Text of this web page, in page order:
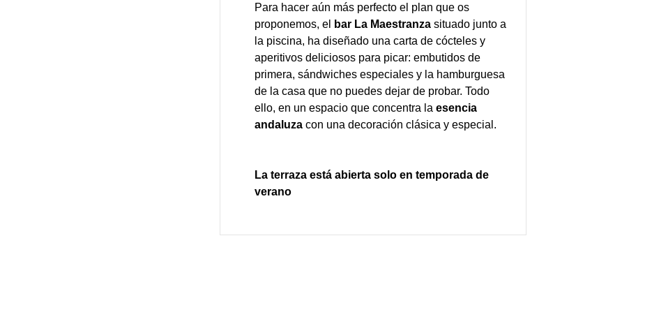
Para hacer aún más perfecto el plan que os
proponemos, el
bar La Maestranza situado junto a
la piscina, ha diseñado una carta de cócteles y
aperitivos deliciosos para picar: embutidos de
primera, sándwiches especiales y la hamburguesa
de la casa que no puedes dejar de probar. Todo
ello, en un espacio que concentra la esencia
andaluza con una decoración clásica y especial.
La terraza está abierta solo en temporada de
verano